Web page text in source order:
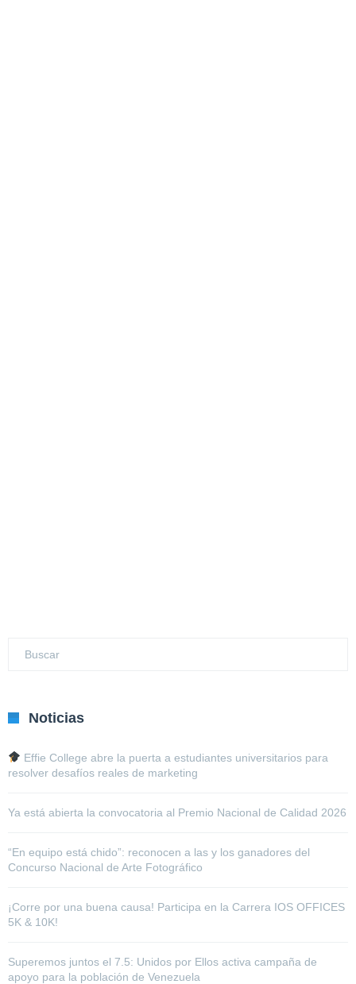
Noticias
Effie College abre la puerta a estudiantes universitarios para
resolver desafíos reales de marketing
Ya está abierta la convocatoria al Premio Nacional de Calidad 2026
“En equipo está chido”: reconocen a las y los ganadores del
Concurso Nacional de Arte Fotográfico
¡Corre por una buena causa! Participa en la Carrera IOS OFFICES
5K & 10K!
Superemos juntos el 7.5: Unidos por Ellos activa campaña de
apoyo para la población de Venezuela